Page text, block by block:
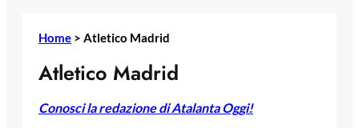
Home > Atletico Madrid
Atletico Madrid
Conosci la redazione di Atalanta Oggi!